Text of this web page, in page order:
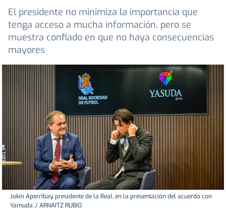
El presidente no minimiza la importancia que
tenga acceso a mucha información, pero se
muestra confiado en que no haya consecuencias
mayores
Jokin Aperribay, presidente de la Real, en la presentación del acuerdo con
Yamuda. / ARNAITZ RUBIO